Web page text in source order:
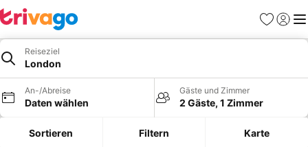
Favoriten
Reiseziel
London
An-/Abreise
Daten wählen
Gäste und Zimmer
2 Gäste, 1 Zimmer
Sortieren Filtern Karte